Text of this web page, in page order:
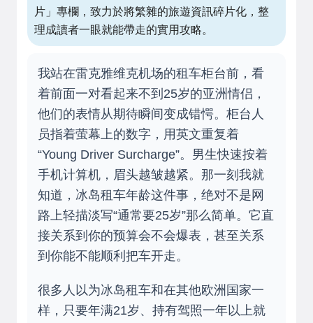
片」專欄，致力於將繁雜的旅遊資訊碎片化，整
理成讀者一眼就能帶走的實用攻略。
我站在雷克雅维克机场的租车柜台前，看
着前面一对看起来不到25岁的亚洲情侣，
他们的表情从期待瞬间变成错愕。柜台人
员指着萤幕上的数字，用英文重复着
“Young Driver Surcharge”。男生快速按着
手机计算机，眉头越皱越紧。那一刻我就
知道，冰岛租车年龄这件事，绝对不是网
路上轻描淡写“通常要25岁”那么简单。它直
接关系到你的预算会不会爆表，甚至关系
到你能不能顺利把车开走。
很多人以为冰岛租车和在其他欧洲国家一
样，只要年满21岁、持有驾照一年以上就